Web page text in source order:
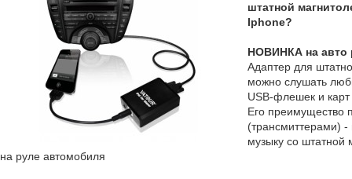
штатной
Iphone?
НОВИНКА на авто
Адаптер для
можно слушать
USB-флешек и
Его преимущество
(трансмиттерами) -
музыку со штатной
на руле автомобиля